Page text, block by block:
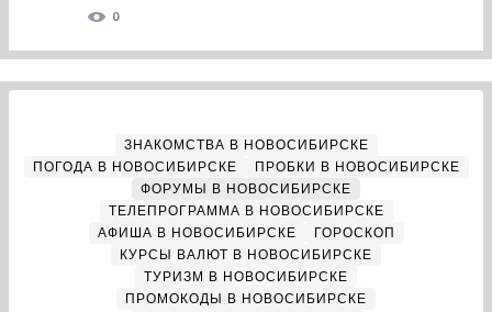
0
ЗНАКОМСТВА В НОВОСИБИРСКЕ
ПОГОДА В НОВОСИБИРСКЕ
ПРОБКИ В НОВОСИБИРСКЕ
ФОРУМЫ В НОВОСИБИРСКЕ
ТЕЛЕПРОГРАММА В НОВОСИБИРСКЕ
АФИША В НОВОСИБИРСКЕ
ГОРОСКОП
КУРСЫ ВАЛЮТ В НОВОСИБИРСКЕ
ТУРИЗМ В НОВОСИБИРСКЕ
ПРОМОКОДЫ В НОВОСИБИРСКЕ